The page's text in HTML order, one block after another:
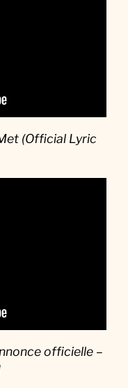
(Official Lyric
officielle –